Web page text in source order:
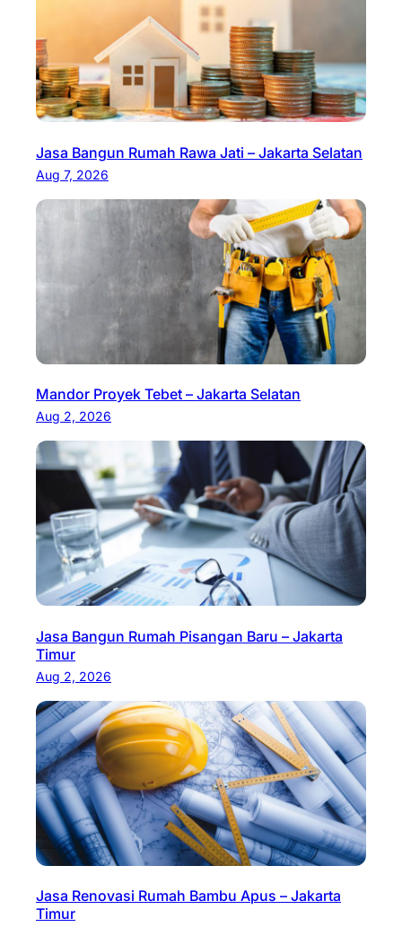
Jasa Bangun Rumah Rawa Jati – Jakarta Selatan
Aug 7, 2026
Mandor Proyek Tebet – Jakarta Selatan
Aug 2, 2026
Jasa Bangun Rumah Pisangan Baru – Jakarta
Timur
Aug 2, 2026
Jasa Renovasi Rumah Bambu Apus – Jakarta
Timur